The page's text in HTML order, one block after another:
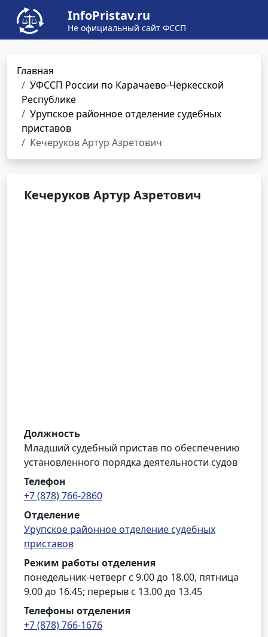
InfoPristav.ru
Не официальный сайт ФССП
Главная
УФССП России по Карачаево-Черкесской
Республике
Урупское районное отделение судебных
приставов
Кечеруков Артур Азретович
Кечеруков Артур Азретович
Должность
Младший судебный пристав по обеспечению
установленного порядка деятельности судов
Телефон
+7 (878) 766-2860
Отделение
Урупское районное отделение судебных
приставов
Режим работы отделения
понедельник-четверг с 9.00 до 18.00, пятница
9.00 до 16.45; перерыв с 13.00 до 13.45
Телефоны отделения
+7 (878) 766-1676